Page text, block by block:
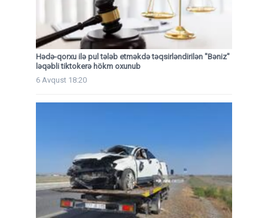
Hədə-qorxu ilə pul tələb etməkdə təqsirləndirilən "Bəniz"
ləqəbli tiktokerə hökm oxunub
6 Avqust 18:20